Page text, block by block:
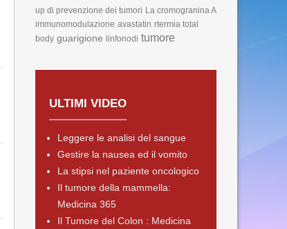
up di prevenzione dei tumori La cromogranina A
immunomodulazione avastatin rtermia total
body guarigione linfonodi tumore
ULTIMI VIDEO
Leggere le analisi del sangue
Gestire la nausea ed il vomito
La stipsi nel paziente oncologico
Il tumore della mammella:
Medicina 365
Il Tumore del Colon : Medicina